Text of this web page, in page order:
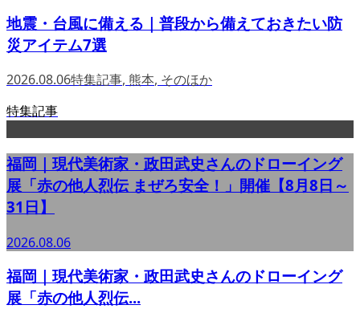
地震・台風に備える｜普段から備えておきたい防
災アイテム7選
2026.08.06特集記事, 熊本, そのほか
特集記事
福岡｜現代美術家・政田武史さんのドローイング
展「赤の他人烈伝 まぜろ安全！」開催【8月8日～
31日】
2026.08.06
福岡｜現代美術家・政田武史さんのドローイング
展「赤の他人烈伝...